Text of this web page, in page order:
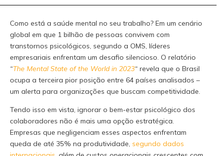
Como está a saúde mental no seu trabalho? Em um cenário
global em que 1 bilhão de pessoas convivem com
transtornos psicológicos, segundo a OMS, líderes
empresariais enfrentam um desafio silencioso. O relatório
“The Mental State of the World in 2023“ revela que o Brasil
ocupa a terceira pior posição entre 64 países analisados –
um alerta para organizações que buscam competitividade.
Tendo isso em vista, ignorar o bem-estar psicológico dos
colaboradores não é mais uma opção estratégica.
Empresas que negligenciam esses aspectos enfrentam
queda de até 35% na produtividade, segundo dados